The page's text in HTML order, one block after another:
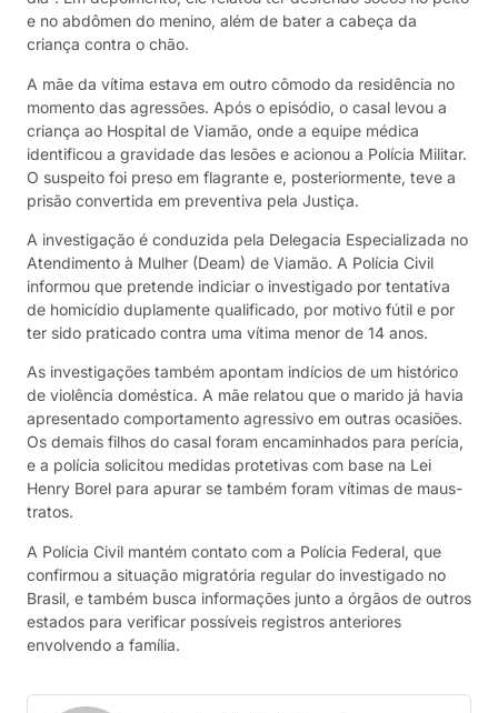
e no abdômen do menino, além de bater a cabeça da
criança contra o chão.
A mãe da vítima estava em outro cômodo da residência no
momento das agressões. Após o episódio, o casal levou a
criança ao Hospital de Viamão, onde a equipe médica
identificou a gravidade das lesões e acionou a Polícia Militar.
O suspeito foi preso em flagrante e, posteriormente, teve a
prisão convertida em preventiva pela Justiça.
A investigação é conduzida pela Delegacia Especializada no
Atendimento à Mulher (Deam) de Viamão. A Polícia Civil
informou que pretende indiciar o investigado por tentativa
de homicídio duplamente qualificado, por motivo fútil e por
ter sido praticado contra uma vítima menor de 14 anos.
As investigações também apontam indícios de um histórico
de violência doméstica. A mãe relatou que o marido já havia
apresentado comportamento agressivo em outras ocasiões.
Os demais filhos do casal foram encaminhados para perícia,
e a polícia solicitou medidas protetivas com base na Lei
Henry Borel para apurar se também foram vítimas de maus-
tratos.
A Polícia Civil mantém contato com a Polícia Federal, que
confirmou a situação migratória regular do investigado no
Brasil, e também busca informações junto a órgãos de outros
estados para verificar possíveis registros anteriores
envolvendo a família.